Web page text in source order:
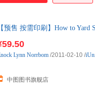
【预售 按需印刷】How to Yard
中图图书旗舰店
Lynn Norrbom /2011-02-10 /